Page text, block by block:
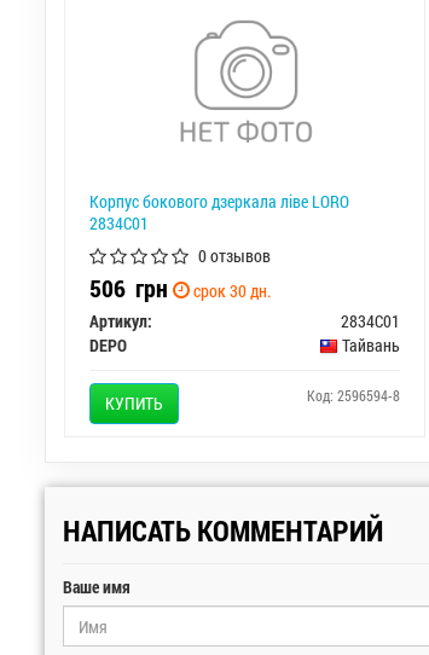
Корпус бокового дзеркала лiве LORO
2834C01
0 отзывов
506 грн
срок 30 дн.
Артикул:
2834C01
DEPO
Тайвань
КУПИТЬ Код: 2596594-8
НАПИСАТЬ КОММЕНТАРИЙ
Ваше имя